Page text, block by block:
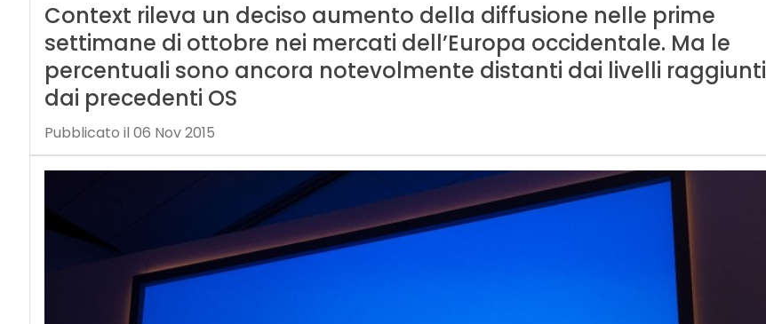
Context rileva un deciso aumento della diffusione nelle prime
settimane di ottobre nei mercati dell’Europa occidentale. Ma le
percentuali sono ancora notevolmente distanti dai livelli raggiunti
dai precedenti OS
Pubblicato il 06 Nov 2015